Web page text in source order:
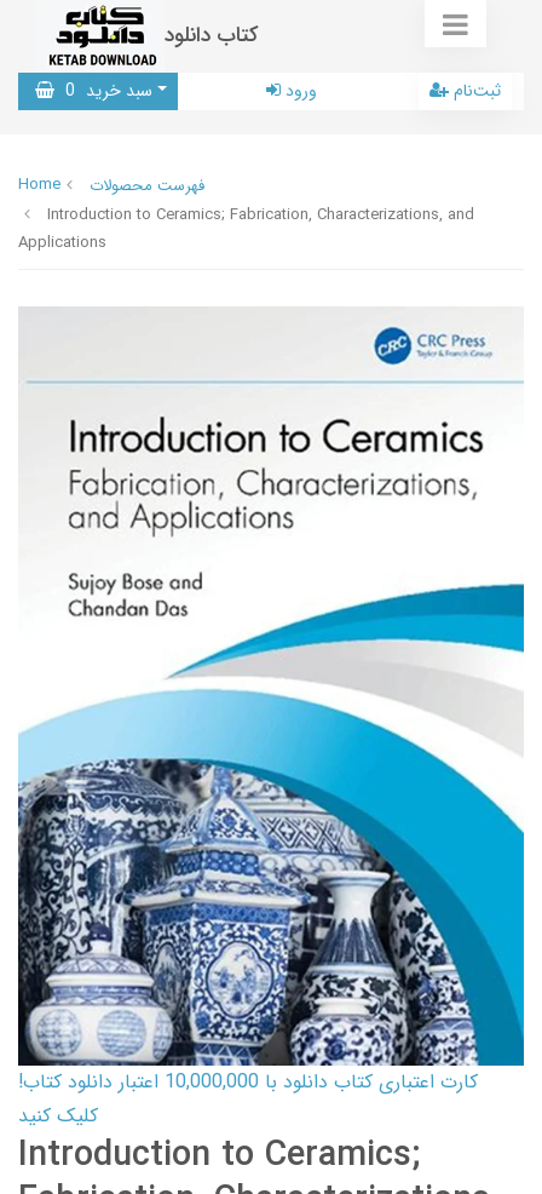
کتاب دانلود
سبد خرید 0 ورود ثبت‌نام
Home
فهرست محصولات
Introduction to Ceramics; Fabrication, Characterizations, and
Applications
کارت اعتباری کتاب دانلود با 10,000,000 اعتبار دانلود کتاب!
کلیک کنید
Introduction to Ceramics;